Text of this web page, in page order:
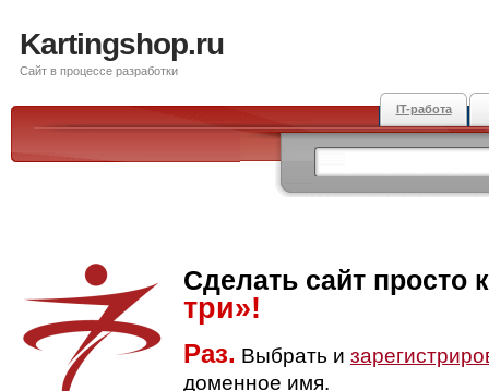
Kartingshop.ru
Сайт в процессе разработки
IT-работа
Сделать сайт просто
три»!
Раз. Выбрать и
доменное имя.